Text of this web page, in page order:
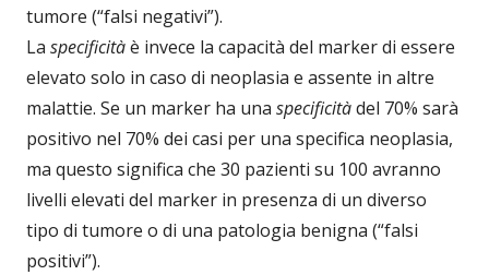
tumore (“falsi negativi”).
La specificitàè invece la capacità del marker di essere
elevato solo in caso di neoplasia e assente in altre
malattie. Se un marker ha una specificitàdel 70% sarà
positivo nel 70% dei casi per una specifica neoplasia,
ma questo significa che 30 pazienti su 100 avranno
livelli elevati del marker in presenza di un diverso
tipo di tumore o di una patologia benigna (“falsi
positivi”).